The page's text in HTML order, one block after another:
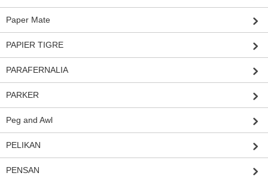
Paper Mate
PAPIER TIGRE
PARAFERNALIA
PARKER
Peg and Awl
PELIKAN
PENSAN